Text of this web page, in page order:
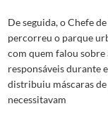
De seguida, o Chefe
percorreu o parque
com quem falou
responsáveis durante
distribuiu máscaras
necessitavam